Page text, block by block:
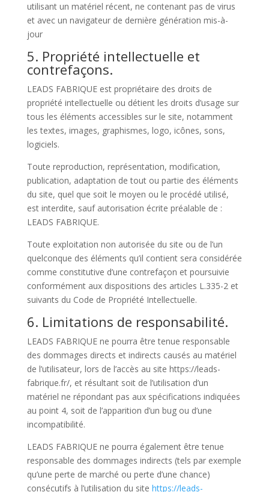
utilisant un matériel récent, ne contenant pas de virus
et avec un navigateur de dernière génération mis-à-
jour
5. Propriété intellectuelle et
contrefaçons.
LEADS FABRIQUE est propriétaire des droits de
propriété intellectuelle ou détient les droits d’usage sur
tous les éléments accessibles sur le site, notamment
les textes, images, graphismes, logo, icônes, sons,
logiciels.
Toute reproduction, représentation, modification,
publication, adaptation de tout ou partie des éléments
du site, quel que soit le moyen ou le procédé utilisé,
est interdite, sauf autorisation écrite préalable de :
LEADS FABRIQUE.
Toute exploitation non autorisée du site ou de l’un
quelconque des éléments qu’il contient sera considérée
comme constitutive d’une contrefaçon et poursuivie
conformément aux dispositions des articles L.335-2 et
suivants du Code de Propriété Intellectuelle.
6. Limitations de responsabilité.
LEADS FABRIQUE ne pourra être tenue responsable
des dommages directs et indirects causés au matériel
de l’utilisateur, lors de l’accès au site https://leads-
fabrique.fr/, et résultant soit de l’utilisation d’un
matériel ne répondant pas aux spécifications indiquées
au point 4, soit de l’apparition d’un bug ou d’une
incompatibilité.
LEADS FABRIQUE ne pourra également être tenue
responsable des dommages indirects (tels par exemple
qu’une perte de marché ou perte d’une chance)
consécutifs à l’utilisation du site https://leads-